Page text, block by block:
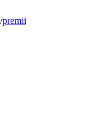
/premii